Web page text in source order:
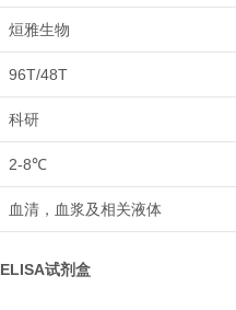
烜雅生物
96T/48T
科研
2-8℃
血清，血浆及相关液体
试剂盒